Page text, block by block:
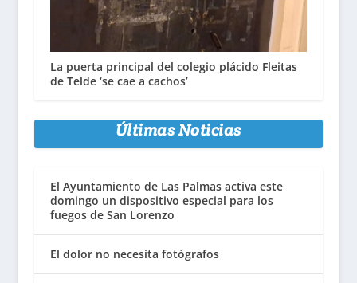
La puerta principal del colegio plácido Fleitas
de Telde ‘se cae a cachos’
Últimas Noticias
El Ayuntamiento de Las Palmas activa este
domingo un dispositivo especial para los
fuegos de San Lorenzo
El dolor no necesita fotógrafos